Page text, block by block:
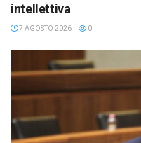
intellettiva
7 AGOSTO 2026 0